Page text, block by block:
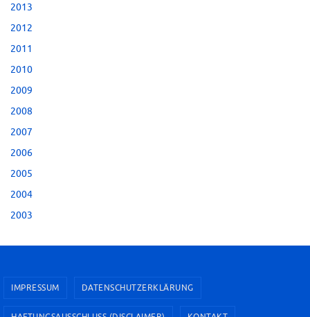
2013
2012
2011
2010
2009
2008
2007
2006
2005
2004
2003
IMPRESSUM DATENSCHUTZERKLÄRUNG